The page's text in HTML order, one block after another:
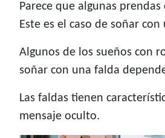
Parece que algunas
Este es el caso de soñar
Algunos de los sueños con
soñar con una falda
Las faldas tienen
mensaje oculto.